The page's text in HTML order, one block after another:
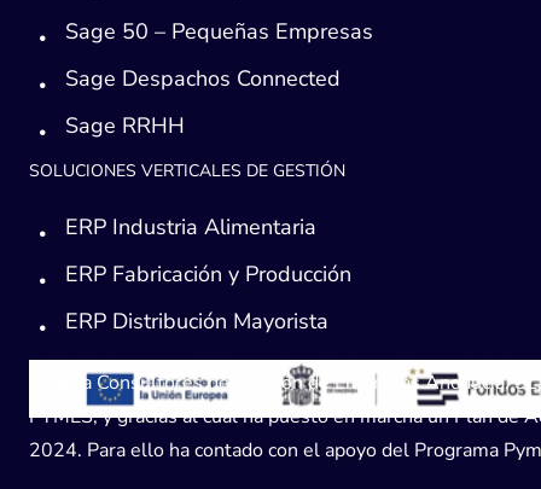
Sage 50 – Pequeñas Empresas
Sage Despachos Connected
Sage RRHH
SOLUCIONES VERTICALES DE GESTIÓN
ERP Industria Alimentaria
ERP Fabricación y Producción
ERP Distribución Mayorista
Avanza Consultores de Gestión de Empresas Andaucía,
PYMES, y gracias al cual ha puesto en marcha un Plan
2024. Para ello ha contado con el apoyo del Programa